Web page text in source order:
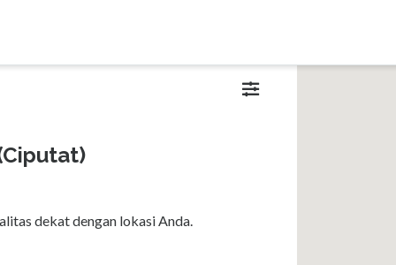
dekat dengan lokasi Anda.